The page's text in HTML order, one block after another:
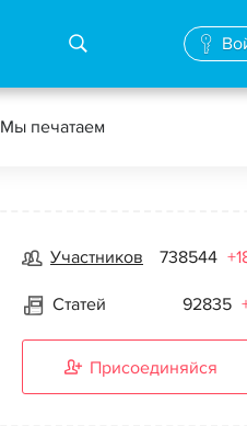
Мы печатаем
Участников 738544
Статей 92835
Присоединяйся